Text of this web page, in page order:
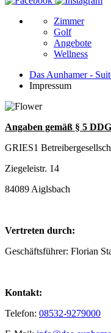
Zimmer
Golf
Angebote
Wellness
Das Aunhamer -
Impressum
Angaben gemäß § 5
GRIES1
Ziegeleistr. 14
84089 Aiglsbach
Vertreten durch:
Geschäftsführer: Florian
Kontakt:
Telefon: 08532-9279000